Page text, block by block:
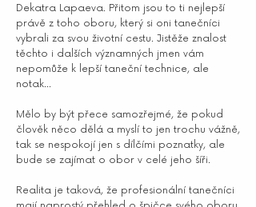
Dekatra Lapaeva. Přitom jsou to ti nejlepší
právě z toho oboru, který si oni tanečníci
vybrali za svou životní cestu. Jistěže znalost
těchto i dalších významných jmen vám
nepomůže k lepší taneční technice, ale
notak...
Mělo by být přece samozřejmé, že pokud
člověk něco dělá a myslí to jen trochu vážně,
tak se nespokojí jen s dílčími poznatky, ale
bude se zajímat o obor v celé jeho šíři.
Realita je taková, že profesionální tanečníci